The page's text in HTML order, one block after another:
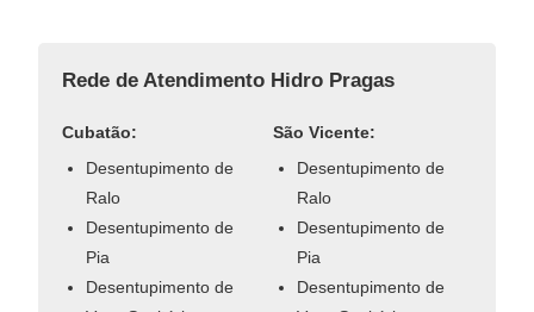
Rede de Atendimento Hidro Pragas
Cubatão:
Desentupimento de
Ralo
Desentupimento de
Pia
Desentupimento de
São Vicente:
Desentupimento de
Ralo
Desentupimento de
Pia
Desentupimento de